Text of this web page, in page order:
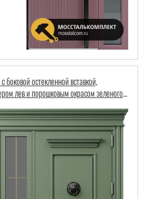
боковой остекленной вставкой,
лев и порошковым окрасом зеленого